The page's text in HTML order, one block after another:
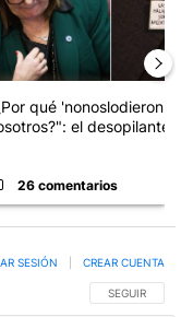
qué 'nonoslodieron' a
el desopilante ...
26 comentarios
SIGA ESTA
SEGUIR
SESIÓN CREAR CUENTA